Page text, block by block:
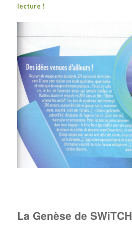
lecture !
La Genèse de SWiTCH